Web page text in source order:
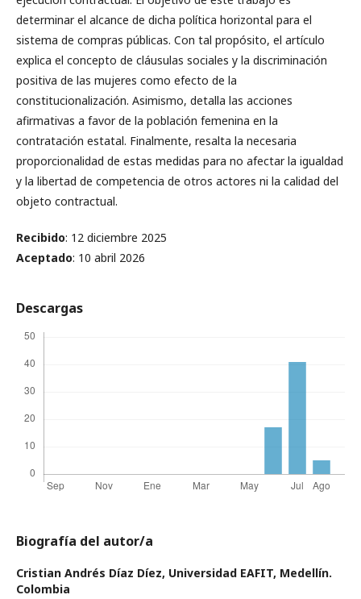
determinar el alcance de dicha política horizontal para el
sistema de compras públicas. Con tal propósito, el artículo
explica el concepto de cláusulas sociales y la discriminación
positiva de las mujeres como efecto de la
constitucionalización. Asimismo, detalla las acciones
afirmativas a favor de la población femenina en la
contratación estatal. Finalmente, resalta la necesaria
proporcionalidad de estas medidas para no afectar la igualdad
y la libertad de competencia de otros actores ni la calidad del
objeto contractual.
Recibido: 12 diciembre 2025
Aceptado: 10 abril 2026
Descargas
Biografía del autor/a
Cristian Andrés Díaz Díez, Universidad EAFIT, Medellín.
Colombia